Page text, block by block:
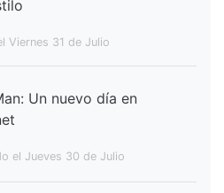
Viernes 31 de Julio
Un nuevo día en
el Jueves 30 de Julio